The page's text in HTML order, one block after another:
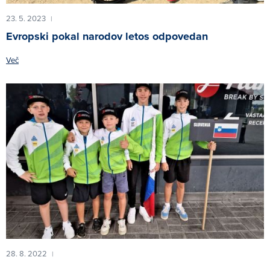
23. 5. 2023 |
Evropski pokal narodov letos odpovedan
Več
28. 8. 2022 |